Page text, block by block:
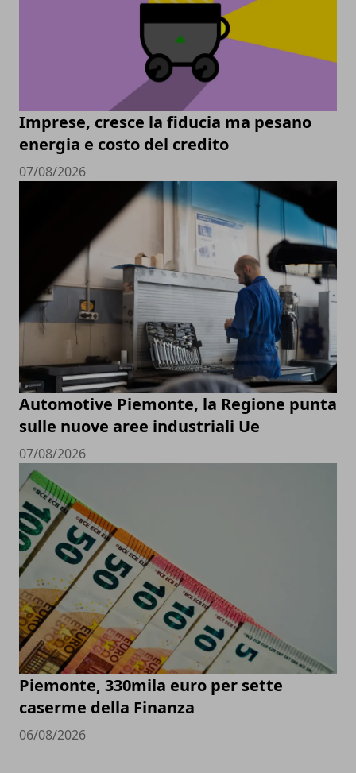
Imprese, cresce la fiducia ma pesano
energia e costo del credito
07/08/2026
Automotive Piemonte, la Regione punta
sulle nuove aree industriali Ue
07/08/2026
Piemonte, 330mila euro per sette
caserme della Finanza
06/08/2026